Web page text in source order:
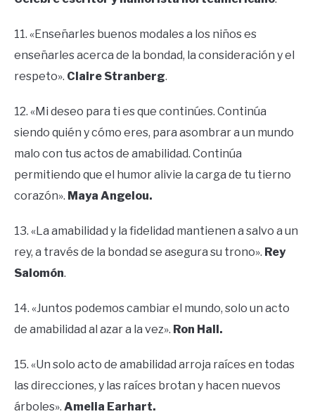
11. «Enseñarles buenos modales a los niños es
enseñarles acerca de la bondad, la consideración y el
respeto». Claire Stranberg.
12. «Mi deseo para ti es que continúes. Continúa
siendo quién y cómo eres, para asombrar a un mundo
malo con tus actos de amabilidad. Continúa
permitiendo que el humor alivie la carga de tu tierno
corazón». Maya Angelou.
13. «La amabilidad y la fidelidad mantienen a salvo a un
rey, a través de la bondad se asegura su trono». Rey
Salomón.
14. «Juntos podemos cambiar el mundo, solo un acto
de amabilidad al azar a la vez». Ron Hall.
15. «Un solo acto de amabilidad arroja raíces en todas
las direcciones, y las raíces brotan y hacen nuevos
árboles». Amelia Earhart.